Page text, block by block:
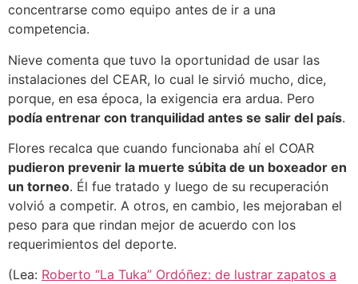
concentrarse como equipo antes de ir a una
competencia.
Nieve comenta que tuvo la oportunidad de usar las
instalaciones del CEAR, lo cual le sirvió mucho, dice,
porque, en esa época, la exigencia era ardua. Pero
podía entrenar con tranquilidad antes se salir del país.
Flores recalca que cuando funcionaba ahí el COAR
pudieron prevenir la muerte súbita de un boxeador en
un torneo. Él fue tratado y luego de su recuperación
volvió a competir. A otros, en cambio, les mejoraban el
peso para que rindan mejor de acuerdo con los
requerimientos del deporte.
(Lea: Roberto “La Tuka” Ordóñez: de lustrar zapatos a